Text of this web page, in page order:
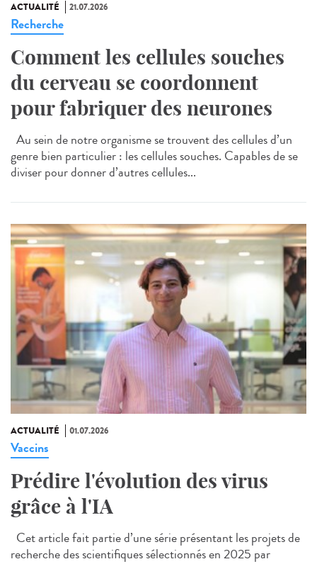
ACTUALITÉ 21.07.2026
Recherche
Comment les cellules souches
du cerveau se coordonnent
pour fabriquer des neurones
Au sein de notre organisme se trouvent des cellules d’un
genre bien particulier : les cellules souches. Capables de se
diviser pour donner d’autres cellules...
ACTUALITÉ 01.07.2026
Vaccins
Prédire l'évolution des virus
grâce à l'IA
Cet article fait partie d’une série présentant les projets de
recherche des scientifiques sélectionnés en 2025 par